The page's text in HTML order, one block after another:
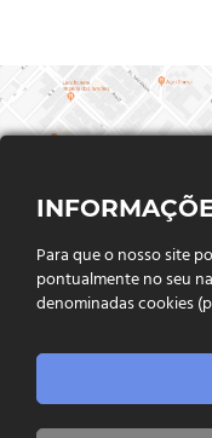
FALE CONOSCO
Endereço:Rua Said
75802-035, Jataí - GO
Para que o nosso site
pontualmente no seu
denominadas cookies